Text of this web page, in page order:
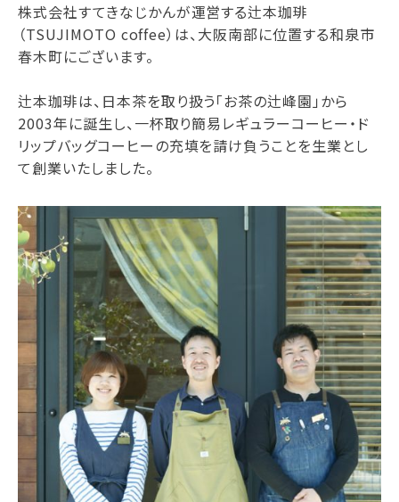
株式会社すてきなじかんが運営する辻本珈琲
（TSUJIMOTO coffee）は、大阪南部に位置する和泉市
春木町にございます。
辻本珈琲は、日本茶を取り扱う「お茶の辻峰園」から
2003年に誕生し、一杯取り簡易レギュラーコーヒー・ド
リップバッグコーヒーの充填を請け負うことを生業とし
て創業いたしました。